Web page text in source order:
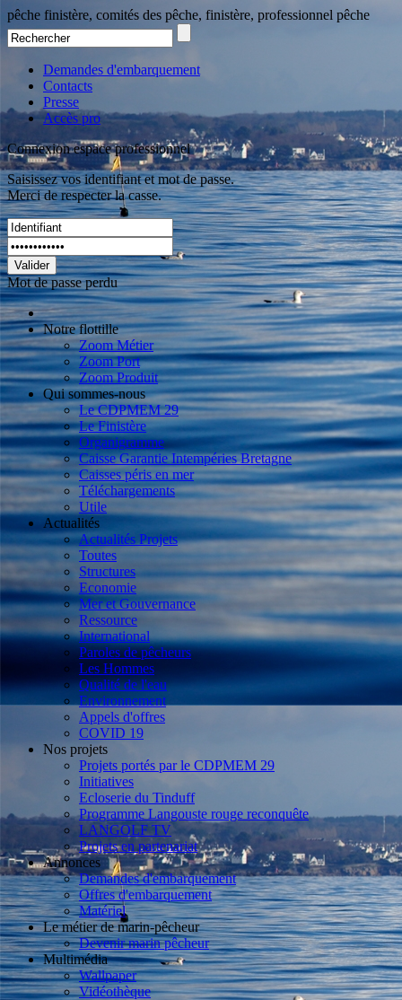
pêche finistère, comités des pêche, finistère, professionnel pêche
Demandes d'embarquement
Contacts
Presse
Accès pro
Connexion espace professionnel
Saisissez vos identifiant et mot de passe.
Merci de respecter la casse.
Valider
Mot de passe perdu
Notre flottille
Zoom Métier
Zoom Port
Zoom Produit
Qui sommes-nous
Le CDPMEM 29
Le Finistère
Organigramme
Caisse Garantie Intempéries Bretagne
Caisses péris en mer
Téléchargements
Utile
Actualités
Actualités Projets
Toutes
Structures
Economie
Mer et Gouvernance
Ressource
International
Paroles de pêcheurs
Les Hommes
Qualité de l'eau
Environnement
Appels d'offres
COVID 19
Nos projets
Projets portés par le CDPMEM 29
Initiatives
Ecloserie du Tinduff
Programme Langouste rouge reconquête
LANGOLF TV
Projets en partenariat
Annonces
Demandes d'embarquement
Offres d'embarquement
Matériel
Le métier de marin-pêcheur
Devenir marin pêcheur
Multimédia
Wallpaper
Vidéothèque